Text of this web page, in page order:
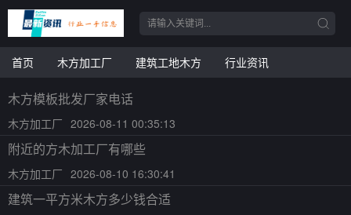
首页 木方加工厂 建筑工地木方 行业资讯
木方模板批发厂家电话
木方加工厂 2026-08-11 00:35:13
附近的方木加工厂有哪些
木方加工厂 2026-08-10 16:30:41
建筑一平方米木方多少钱合适